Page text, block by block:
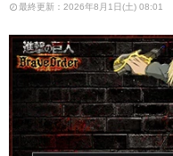
最終更新：2026年8月1日(土) 08:01